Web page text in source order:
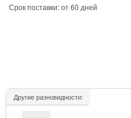
Срок поставки: от 60 дней
Другие разновидности: